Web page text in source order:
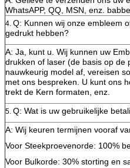
WhatsAPP, QQ, MSN, enz.
4. Q: Kunnen wij onze embleem
gedrukt hebben?
A: Ja, kunt u. Wij kunnen uw
drukken of laser (de basis op de
nauwkeurig model af, vereisen
met ons bespreken. U kunt ons
trekt de Kern formaten, enz.
5. Q: Wat is uw gebruikelijke
A: Wij keuren termijnen vooraf
Voor Steekproevenorde: 100%
Voor Bulkorde: 30% storting en